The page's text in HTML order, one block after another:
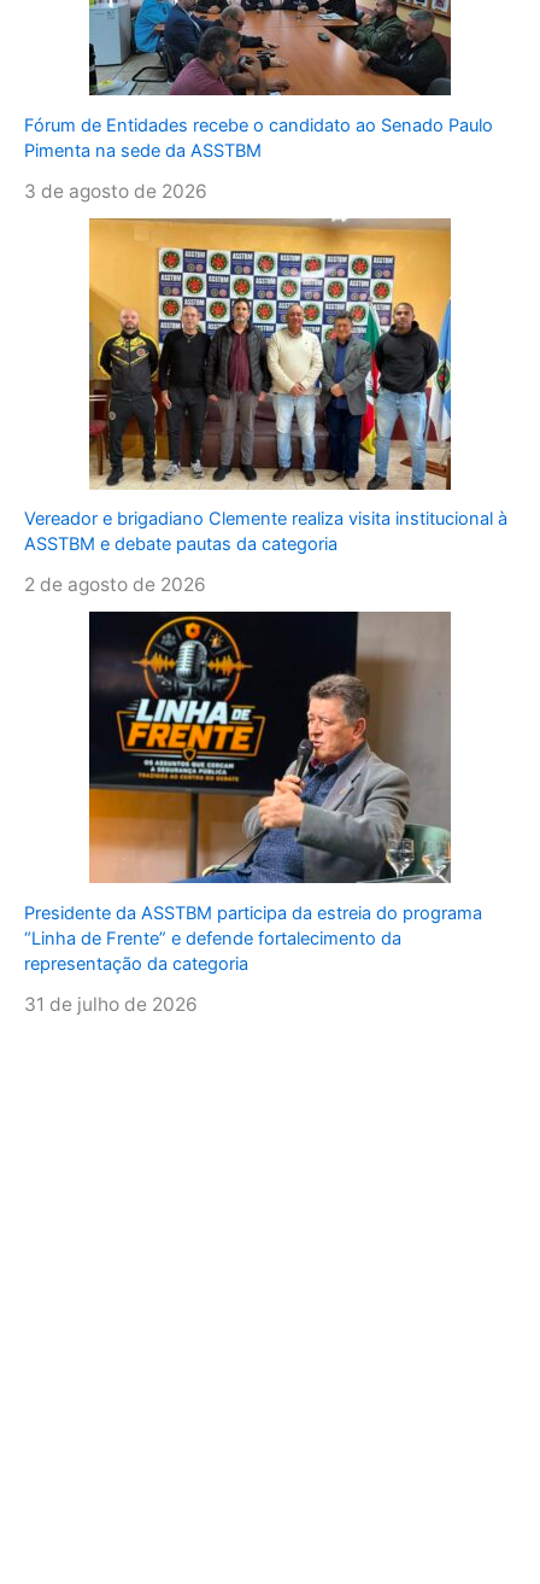
Fórum de Entidades recebe o candidato ao Senado Paulo
Pimenta na sede da ASSTBM
3 de agosto de 2026
Vereador e brigadiano Clemente realiza visita institucional à
ASSTBM e debate pautas da categoria
2 de agosto de 2026
Presidente da ASSTBM participa da estreia do programa
“Linha de Frente” e defende fortalecimento da
representação da categoria
31 de julho de 2026